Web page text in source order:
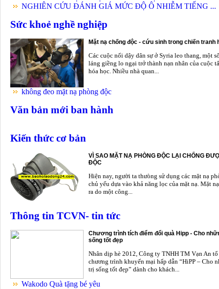
NGHIÊN CỨU ĐÁNH GIÁ MỨC ĐỘ Ô NHIỄM TIẾNG ...
Sức khoẻ nghề nghiệp
Mặt nạ chống độc - cứu sinh trong chiến tranh
Các cuộc nổi dậy dân sự ở Syria leo thang, một
láng giềng lo ngại trở thành nạn nhân của cuộc
hóa học. Nhiều nhà quan...
không đeo mặt nạ phòng độc
Văn bản mới ban hành
Kiến thức cơ bản
VÌ SAO MẶT NẠ PHÒNG ĐỘC LẠI CHỐNG
ĐỘC
Hiện nay, người ta thưòng sử dụng các mặt nạ
chủ yếu dựa vào khả năng lọc của mặt nạ. Mặt
ra do một công...
Thông tin TCVN- tin tức
Chương trình tích điểm đổi quà Hipp - Cho
sống tốt đẹp
Nhân dịp hè 2012, Công ty TNHH TM Vạn An
chương trình khuyến mại hấp dẫn “HiPP – Cho
trị sống tốt đẹp” dành cho khách...
Wakodo Quà tặng bé yêu